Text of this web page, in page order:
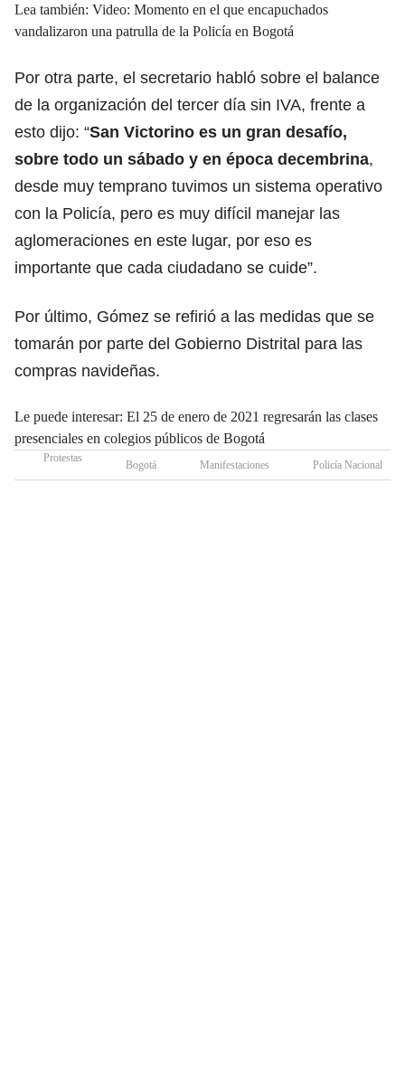
Lea también: Video: Momento en el que encapuchados
vandalizaron una patrulla de la Policía en Bogotá
Por otra parte, el secretario habló sobre el balance
de la organización del tercer día sin IVA, frente a
esto dijo: “San Victorino es un gran desafío,
sobre todo un sábado y en época decembrina,
desde muy temprano tuvimos un sistema operativo
con la Policía, pero es muy difícil manejar las
aglomeraciones en este lugar, por eso es
importante que cada ciudadano se cuide”.
Por último, Gómez se refirió a las medidas que se
tomarán por parte del Gobierno Distrital para las
compras navideñas.
Le puede interesar: El 25 de enero de 2021 regresarán las clases
presenciales en colegios públicos de Bogotá
Protestas
Bogotá Manifestaciones Policía Nacional